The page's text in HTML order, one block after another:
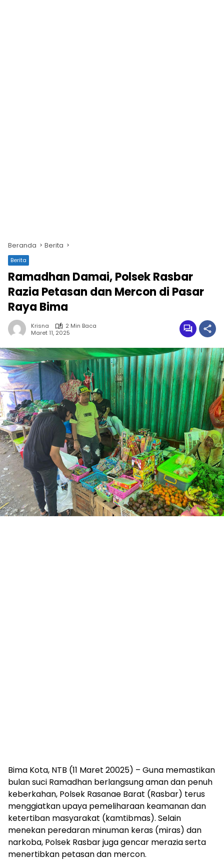
Beranda Berita
Berita
Ramadhan Damai, Polsek Rasbar
Razia Petasan dan Mercon di Pasar
Raya Bima
Krisna
2 Min Baca
Maret 11, 2025
Bima Kota, NTB (11 Maret 20025) – Guna memastikan
bulan suci Ramadhan berlangsung aman dan penuh
keberkahan, Polsek Rasanae Barat (Rasbar) terus
menggiatkan upaya pemeliharaan keamanan dan
ketertiban masyarakat (kamtibmas). Selain
menekan peredaran minuman keras (miras) dan
narkoba, Polsek Rasbar juga gencar merazia serta
menertibkan petasan dan mercon.